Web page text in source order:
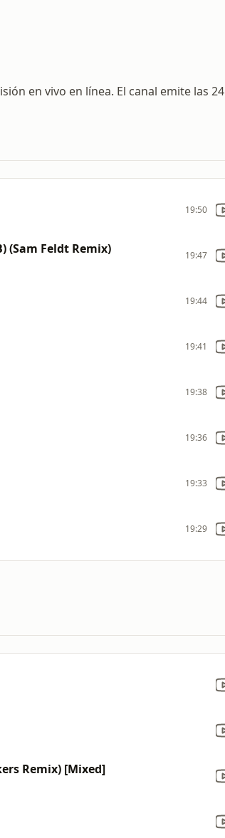
en vivo en línea. El canal emite las 24
19:50
(Sam Feldt Remix) 19:47
19:44
19:41
19:38
19:36
19:33
19:29
Remix) [Mixed]